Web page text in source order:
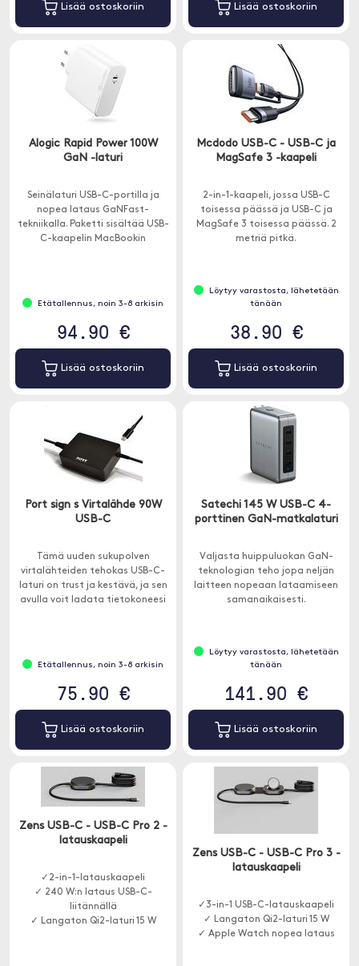
Lisää ostoskoriin Lisää ostoskoriin
Alogic Rapid Power 100W
GaN -laturi
Seinälaturi USB-C-portilla ja
nopea lataus GaNFast-
tekniikalla. Paketti sisältää USB-
C-kaapelin MacBookin
Etätallennus, noin 3-8 arkisin
94.90 €
Lisää ostoskoriin
Mcdodo USB-C - USB-C ja
MagSafe 3 -kaapeli
2-in-1-kaapeli, jossa USB-C
toisessa päässä ja USB-C ja
MagSafe 3 toisessa päässä. 2
metriä pitkä.
Löytyy varastosta, lähetetään
tänään
38.90 €
Lisää ostoskoriin
Port sign s Virtalähde 90W
USB-C
Tämä uuden sukupolven
virtalähteiden tehokas USB-C-
laturi on trust ja kestävä, ja sen
avulla voit ladata tietokoneesi
Etätallennus, noin 3-8 arkisin
75.90 €
Lisää ostoskoriin
Satechi 145 W USB-C 4-
porttinen GaN-matkalaturi
Valjasta huippuluokan GaN-
teknologian teho jopa neljän
laitteen nopeaan lataamiseen
samanaikaisesti.
Löytyy varastosta, lähetetään
tänään
141.90 €
Lisää ostoskoriin
Zens USB-C - USB-C Pro 2 -
latauskaapeli
✓2-in-1-latauskaapeli
✓ 240 W:n lataus USB-C-
liitännällä
✓ Langaton Qi2-laturi 15 W
Zens USB-C - USB-C Pro 3 -
latauskaapeli
✓3-in-1 USB-C-latauskaapeli
✓ Langaton Qi2-laturi 15 W
✓ Apple Watch nopea lataus